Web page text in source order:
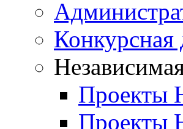
Конкурсная
Проекты
Проекты